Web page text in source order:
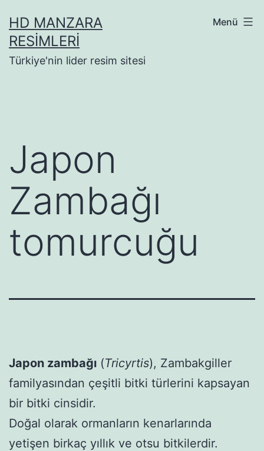
geçHD MANZARA
RESIMLERI
Türkiye'nin lider resim sitesi
Menü
Japon
Zambağı
tomurcuğu
Japon zambağı (Tricyrtis), Zambakgiller
familyasından çeşitli bitki türlerini kapsayan
bir bitki cinsidir.
Doğal olarak ormanların kenarlarında
yetişen birkaç yıllık ve otsu bitkilerdir.